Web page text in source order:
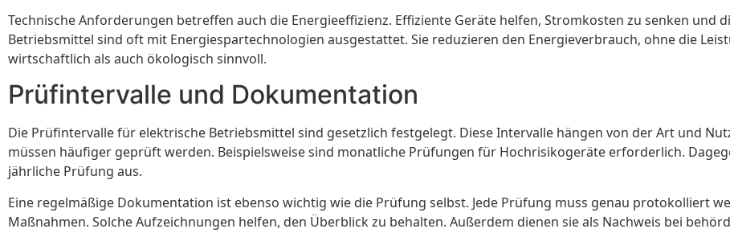
Technische Anforderungen betreffen auch die Energieeffizienz. Effiziente Geräte helfen, Stromkosten zu senken und
Betriebsmittel sind oft mit Energiespartechnologien ausgestattet. Sie reduzieren den Energieverbrauch, ohne die
wirtschaftlich als auch ökologisch sinnvoll.
Prüfintervalle und Dokumentation
Die Prüfintervalle für elektrische Betriebsmittel sind gesetzlich festgelegt. Diese Intervalle hängen von der Art und
müssen häufiger geprüft werden. Beispielsweise sind monatliche Prüfungen für Hochrisikogeräte erforderlich.
jährliche Prüfung aus.
Eine regelmäßige Dokumentation ist ebenso wichtig wie die Prüfung selbst. Jede Prüfung muss genau protokolliert
Maßnahmen. Solche Aufzeichnungen helfen, den Überblick zu behalten. Außerdem dienen sie als Nachweis bei